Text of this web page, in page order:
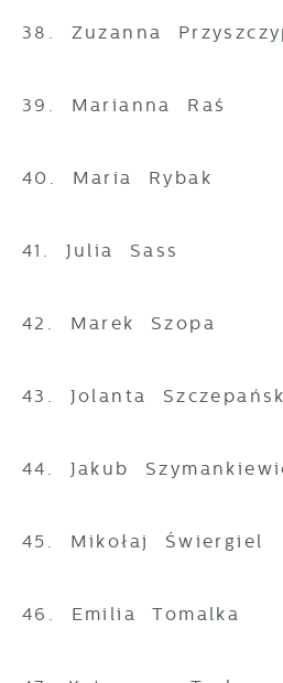
38. Zuzanna
39. Marianna Raś
40. Maria Rybak
41. Julia Sass
42. Marek Szopa
43. Jolanta
44. Jakub
45. Mikołaj Świergiel
46. Emilia Tomalka